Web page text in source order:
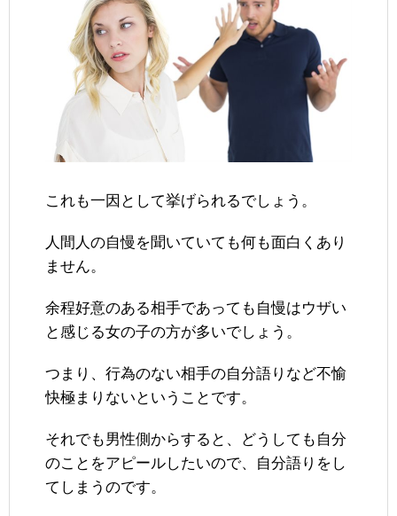
これも一因として挙げられるでしょう。
人間人の自慢を聞いていても何も面白くあり
ません。
余程好意のある相手であっても自慢はウザい
と感じる女の子の方が多いでしょう。
つまり、行為のない相手の自分語りなど不愉
快極まりないということです。
それでも男性側からすると、どうしても自分
のことをアピールしたいので、自分語りをし
てしまうのです。